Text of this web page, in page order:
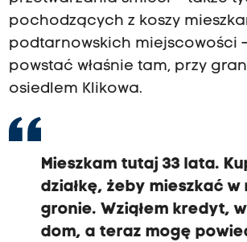
pochodzących z koszy
podtarnowskich miejscowości
powstać właśnie tam, przy
osiedlem Klikowa.
Mieszkam tutaj 33 lata.
działkę, żeby mieszkać w
gronie. Wziąłem kredyt,
dom, a teraz mogę